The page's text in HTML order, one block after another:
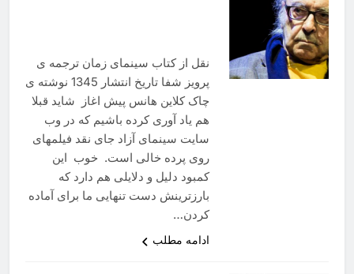
نقل از کتاب سینمای زمان ترجمه ی
پرویز شفا تاریخ انتشار 1345 نوشته ی
چاک کلاین هانس پیش اغاز شاید قبلا
هم یاد آوری کرده باشیم که در وب
سایت سینمای آزاد جای نقد فیلمهای
روی پرده خالی است. خوب این
کمبود دلیل و دلایلی هم دارد که
بارزترینش دست تنهایی ما برای آماده
کردن…
ادامه مطلب